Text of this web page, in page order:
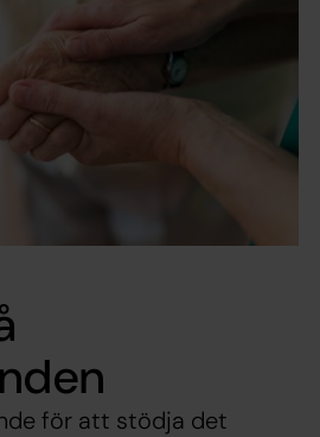
för att stödja det